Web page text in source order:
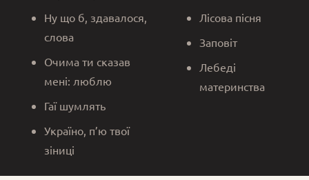
Ну що б, здавалося,
слова
Очима ти сказав
мені: люблю
Гаї шумлять
Україно, п’ю твої
зіниці
Лісова пісня
Заповіт
Лебеді
материнства